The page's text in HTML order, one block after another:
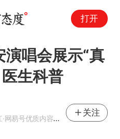
打开
唱会展示“真
生科普
·网易号优质内容创作者
关注